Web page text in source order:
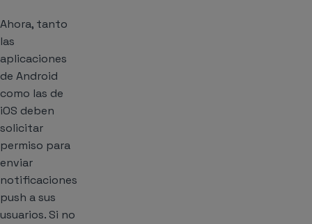
Ahora, tanto
las
aplicaciones
de Android
como las de
iOS deben
solicitar
permiso para
enviar
notificaciones
push a sus
usuarios. Si no